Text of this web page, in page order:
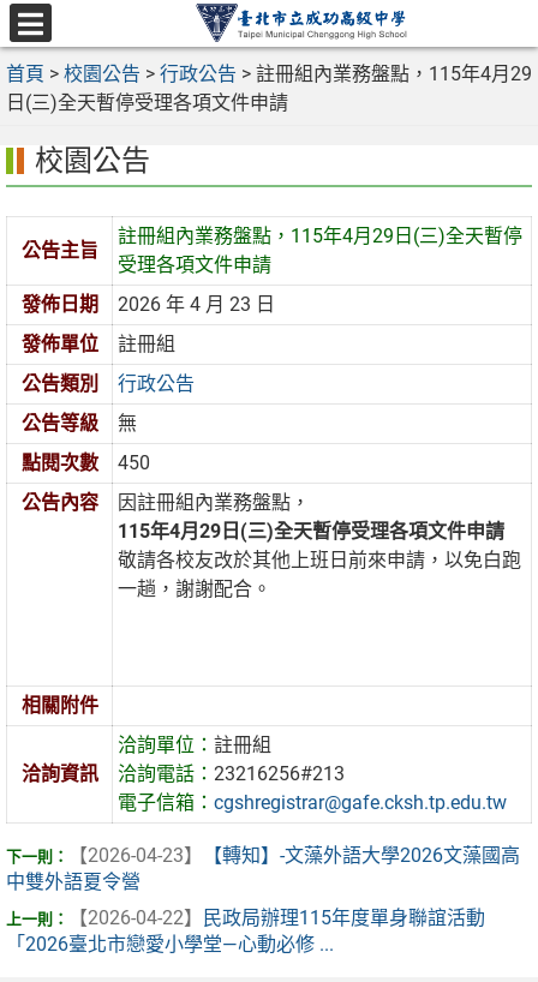
跳
至
主
要
區
選
單
首頁 > 校園公告 > 行政公告 > 註冊組內業務盤點，115年4月29
日(三)全天暫停受理各項文件申請
校園公告
公告主旨
註冊組內業務盤點，115年4月29日(三)全天暫停
受理各項文件申請
發佈日期
2026 年 4 月 23 日
發佈單位
註冊組
公告類別
行政公告
公告等級
無
點閱次數
450
公告內容
因註冊組內業務盤點，
115年4月29日(三)全天暫停受理各項文件申請
敬請各校友改於其他上班日前來申請，以免白跑
一趟，謝謝配合。
相關附件
洽詢資訊
洽詢單位：註冊組
洽詢電話：23216256#213
電子信箱：cgshregistrar@gafe.cksh.tp.edu.tw
【2026-04-23】
【轉知】-文藻外語大學2026文藻國高
中雙外語夏令營
【2026-04-22】
民政局辦理115年度單身聯誼活動
「2026臺北市戀愛小學堂—心動必修 ...